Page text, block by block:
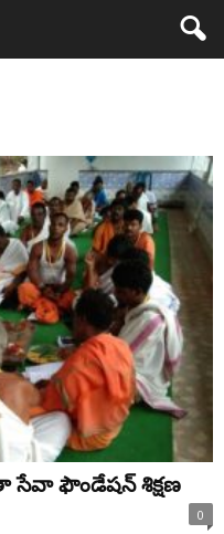
సేవా ఫౌండేషన్ శిక్ష‌ణ
0